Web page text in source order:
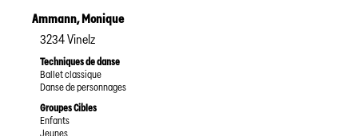
Ammann,Monique
3234Vinelz
Techniques de danse
Ballet classique
Danse de personnages
Groupes Cibles
Enfants
Jeunes